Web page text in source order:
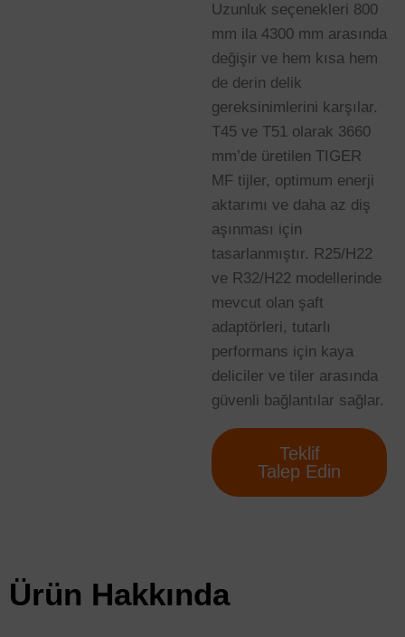
Uzunluk seçenekleri 800
mm ila 4300 mm arasında
değişir ve hem kısa hem
de derin delik
gereksinimlerini karşılar.
T45 ve T51 olarak 3660
mm’de üretilen TIGER
MF tijler, optimum enerji
aktarımı ve daha az diş
aşınması için
tasarlanmıştır. R25/H22
ve R32/H22 modellerinde
mevcut olan şaft
adaptörleri, tutarlı
performans için kaya
deliciler ve tiler arasında
güvenli bağlantılar sağlar.
Teklif
Talep Edin
Ürün Hakkında